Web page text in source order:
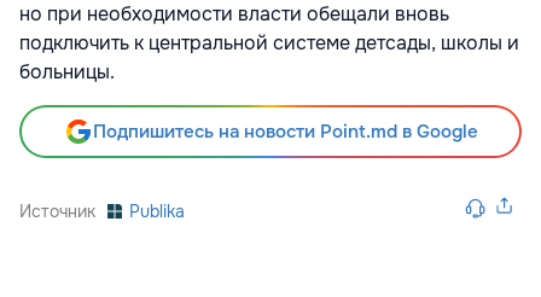
но при необходимости власти обещали вновь
подключить к центральной системе детсады, школы и
больницы.
Подпишитесь на новости Point.md в Google
Источник Publika